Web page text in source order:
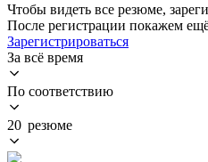
Чтобы видеть все резюме,
После регистрации покажем
Зарегистрироваться
За всё время
По соответствию
20 резюме